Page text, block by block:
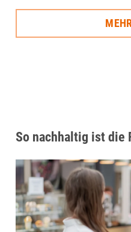
So nachhaltig ist die